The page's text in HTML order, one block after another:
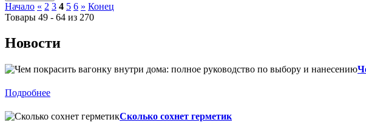
Начало « 2 3 4 5 6 » Конец
Товары 49 - 64 из 270
Новости
Подробнее
Сколько сохнет герметик